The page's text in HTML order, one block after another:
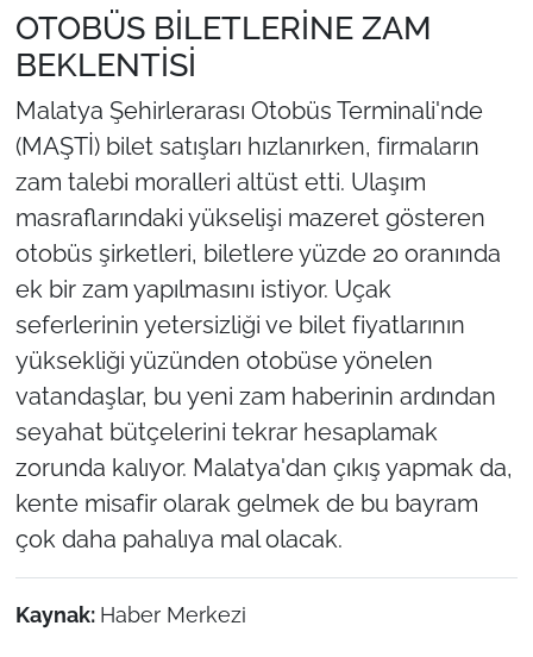
OTOBÜS BİLETLERİNE ZAM
BEKLENTİSİ
Malatya Şehirlerarası Otobüs Terminali'nde
(MAŞTİ) bilet satışları hızlanırken, firmaların
zam talebi moralleri altüst etti. Ulaşım
masraflarındaki yükselişi mazeret gösteren
otobüs şirketleri, biletlere yüzde 20 oranında
ek bir zam yapılmasını istiyor. Uçak
seferlerinin yetersizliği ve bilet fiyatlarının
yüksekliği yüzünden otobüse yönelen
vatandaşlar, bu yeni zam haberinin ardından
seyahat bütçelerini tekrar hesaplamak
zorunda kalıyor. Malatya'dan çıkış yapmak da,
kente misafir olarak gelmek de bu bayram
çok daha pahalıya mal olacak.
Kaynak: Haber Merkezi